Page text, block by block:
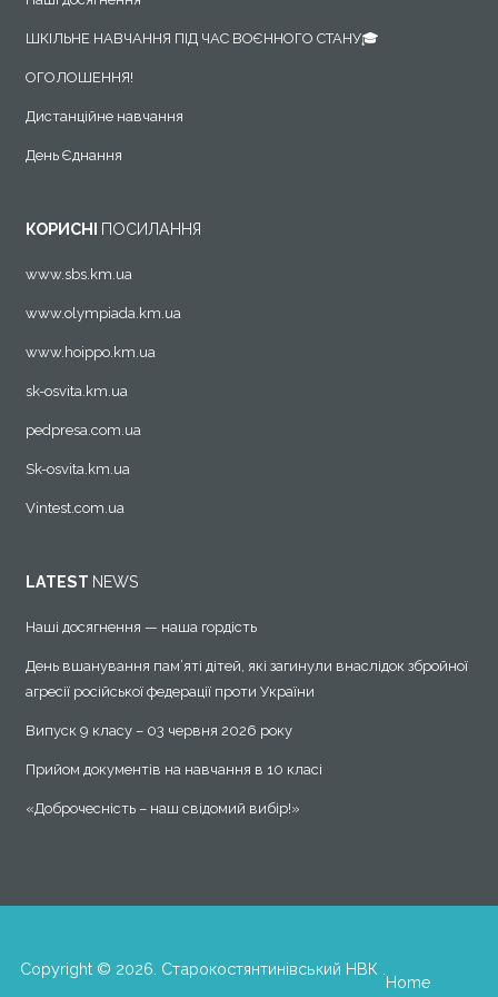
АДАПТИВНОГО КАРАНТИНУ
Регламент діяльності НВК у періодкарантину у зв’язку
ШКІЛЬНЕ НАВЧАННЯ ПІД ЧАС ВОЄННОГО СТАНУ🎓
ОГОЛОШЕННЯ!
Дистанційне навчання
День Єднання
КОРИСНІ ПОСИЛАННЯ
www.sbs.km.ua
www.olympiada.km.ua
www.hoippo.km.ua
sk-osvita.km.ua
pedpresa.com.ua
Sk-osvita.km.ua
Vintest.com.ua
LATEST NEWS
Наші досягнення — наша гордість
День вшанування пам’яті дітей, які загинули внаслідок збройної
агресії російської федерації проти України
Випуск 9 класу – 03 червня 2026 року
Прийом документів на навчання в 10 класі
«Доброчесність – наш свідомий вибір!»
Copyright © 2026. Старокостянтинівський НВК .
Home